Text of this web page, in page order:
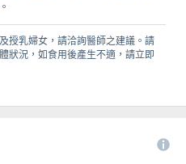
授乳婦女，請洽詢醫師之建議。請
狀況，如食用後產生不適，請立即